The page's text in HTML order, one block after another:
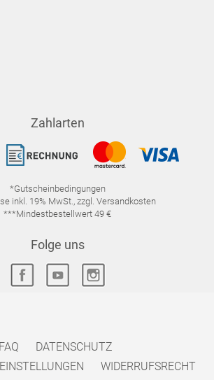
Zahlarten
*Gutscheinbedingungen
inkl. 19% MwSt., zzgl. Versandkosten
***Mindestbestellwert 49 €
Folge uns
FAQ
DATENSCHUTZ
WIDERRUFSRECHT